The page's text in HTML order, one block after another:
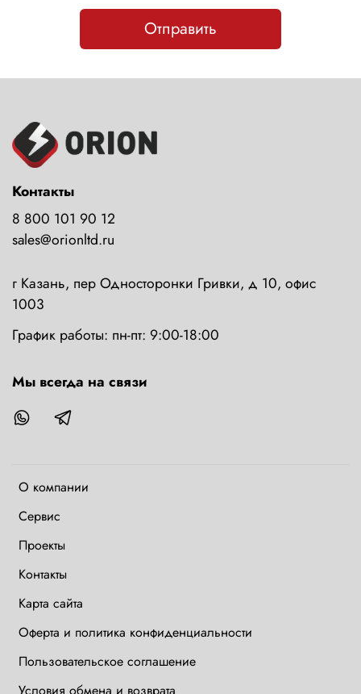
Отправить
О компании
Сервис
Проекты
Контакты
Карта сайта
Оферта и политика конфиденциальности
Пользовательское соглашение
Контакты
8 800 101 90 12
sales@orionltd.ru
г Казань, пер Односторонки Гривки, д 10, офис
1003
График работы: пн-пт: 9:00-18:00
Мы всегда на связи